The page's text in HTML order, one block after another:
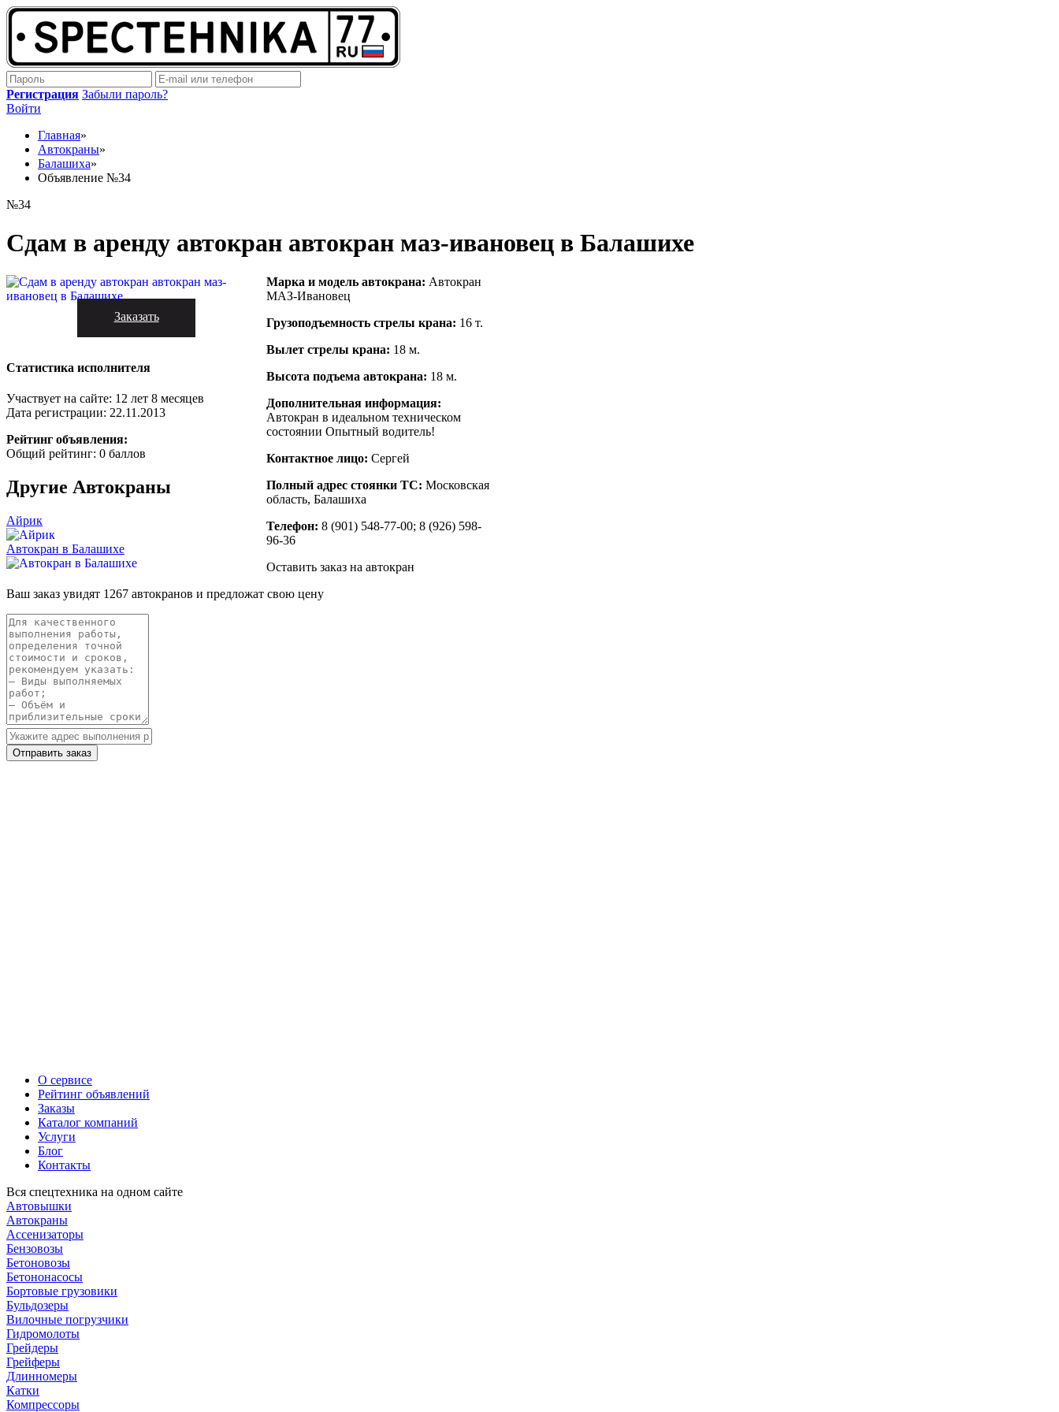
Регистрация Забыли пароль?
Войти
Главная»
Автокраны»
Балашиха»
Объявление №34
№34
Сдам в аренду автокран автокран маз-ивановец в Балашихе
Заказать
Статистика исполнителя
Участвует на сайте: 12 лет 8 месяцев
Дата регистрации: 22.11.2013
Рейтинг объявления:
Общий рейтинг: 0 баллов
Другие Автокраны
Айрик
Автокран в Балашихе
Марка и модель автокрана: Автокран
МАЗ-Ивановец
Грузоподъемность стрелы крана: 16 т.
Вылет стрелы крана: 18 м.
Высота подъема автокрана: 18 м.
Дополнительная информация:
Автокран в идеальном техническом
состоянии Опытный водитель!
Контактное лицо: Сергей
Полный адрес стоянки ТС: Московская
область, Балашиха
Телефон: 8 (901) 548-77-00; 8 (926) 598-
96-36
Оставить заказ на автокран
Ваш заказ увидят 1267 автокранов и предложат свою цену
О сервисе
Рейтинг объявлений
Заказы
Каталог компаний
Услуги
Блог
Контакты
Вся спецтехника на одном сайте
Автовышки
Автокраны
Ассенизаторы
Бензовозы
Бетоновозы
Бетононасосы
Бортовые грузовики
Бульдозеры
Вилочные погрузчики
Гидромолоты
Грейдеры
Грейферы
Длинномеры
Катки
Компрессоры